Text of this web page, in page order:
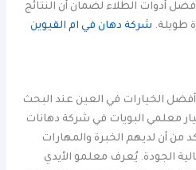
أدوات الطلاء لضمان أن النتائج
طويلة. شركة دهان في ام القيوين
أفضل الخيارات في العين عند البحث
معلمي البويات في شركة دهانات
من أن لديهم الخبرة والمهارات
الجودة. يُعرف معلمو الأيدي